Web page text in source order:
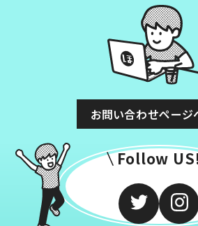
お問い合わせページ
Follow